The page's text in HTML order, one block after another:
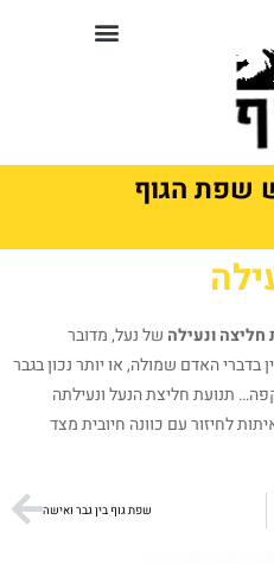
שפת הגוף
חליצה ונעילה של נעל, מדובר
בדברי האדם שמולה, או יותר נכון בגבר
תנועת חליצת הנעל ונעילתה
לחיזור עם כוונה חיובית מצד
שפת גוף בין גבר ואישה